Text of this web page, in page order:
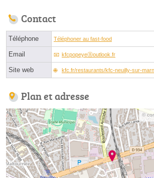
Contact
Téléphone Téléphoner au fast-food
Email kfcpopeyeⓐoutlook.fr
Site web kfc.fr/restaurants/kfc-neuilly-sur-
Plan et adresse
©